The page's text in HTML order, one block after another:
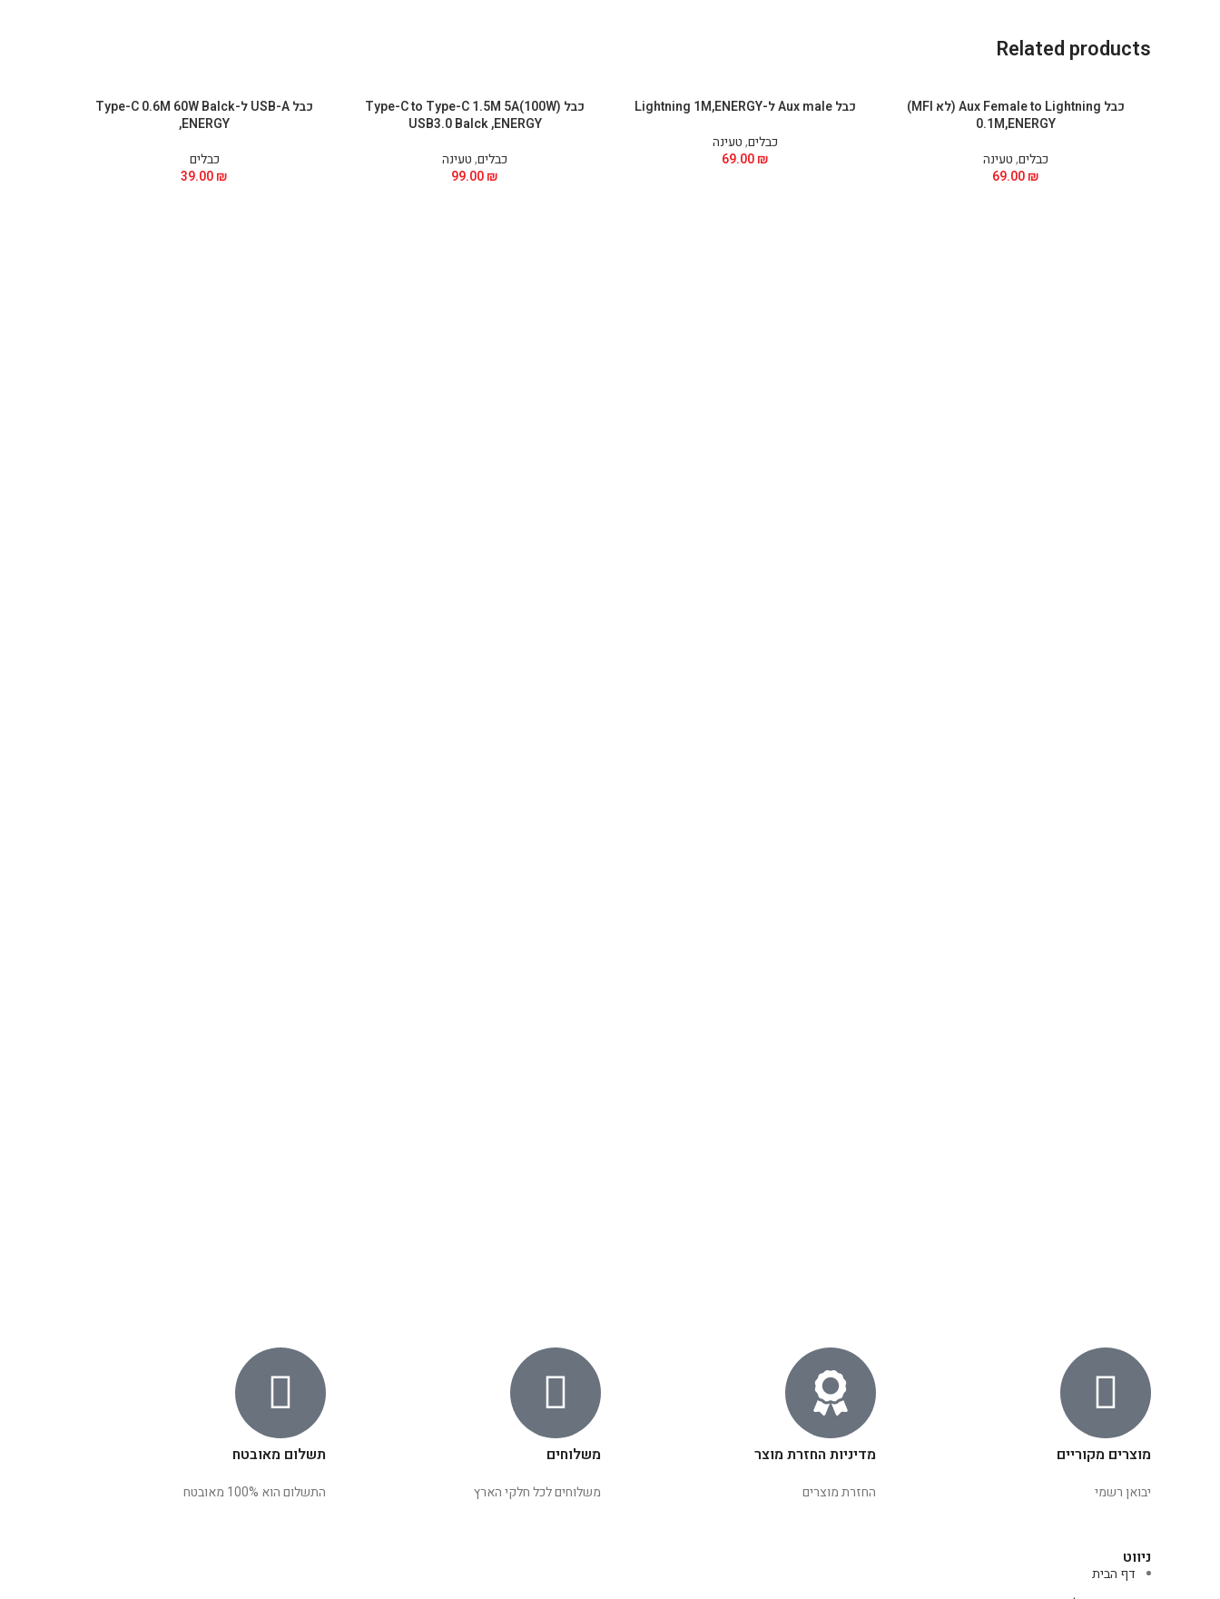
Related products
כבל Aux Female to Lightning (לא MFI)
0.1M,ENERGY
כבלים,טעינה
69.00₪
כבל Aux male ל-Lightning 1M,ENERGY
כבלים,טעינה
69.00₪
כבל Type-C to Type-C 1.5M 5A(100W)
USB3.0 Balck ,ENERGY
כבלים,טעינה
99.00₪
כבל USB-A ל-Type-C 0.6M 60W Balck
,ENERGY
כבלים
39.00₪
מוצרים מקוריים
יבואן רשמי
מדיניות החזרת מוצר
החזרת מוצרים
משלוחים
משלוחים לכל חלקי הארץ
תשלום מאובטח
התשלום הוא 100% מאובטח
ניווט
דף הבית